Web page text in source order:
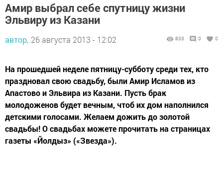
Амир выбрал себе спутницу жизни
Эльвиру из Казани
автор, 26 августа 2013 - 12:02 833 0 0
На прошедшей неделе пятницу-субботу среди тех, кто
праздновал свою свадьбу, были Амир Исламов из
Апастово и Эльвира из Казани. Пусть брак
молодоженов будет вечным, чтоб их дом наполнился
детскими голосами. Желаем дожить до золотой
свадьбы! О свадьбах можете прочитать на страницах
газеты «Йолдыз» («Звезда»).